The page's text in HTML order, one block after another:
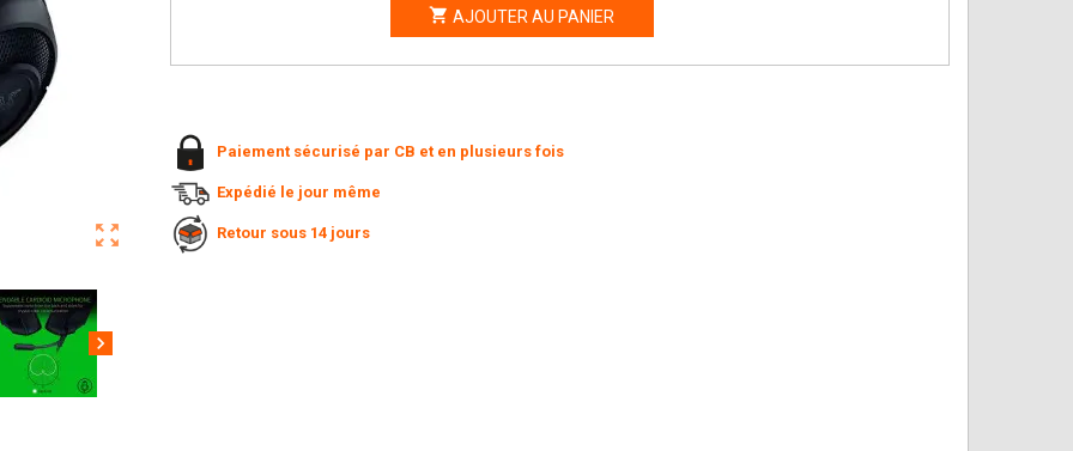
zoom_out_map
chevron_right
 AJOUTER AU PANIER
Paiement sécurisé par CB et en plusieurs fois
Expédié le jour même
Retour sous 14 jours